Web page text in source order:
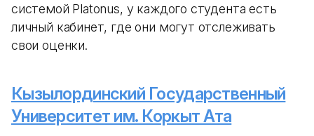
системой Platonus, у каждого студента есть
личный кабинет, где они могут отслеживать
свои оценки.
Кызылординский Государственный
Университет им. Коркыт Ата